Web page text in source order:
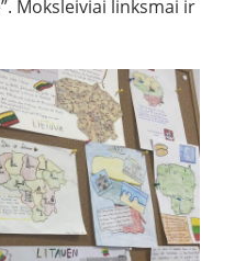
Moksleiviai linksmai ir